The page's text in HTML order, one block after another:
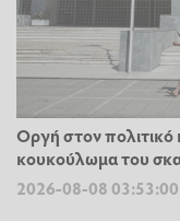
Οργή στον πολιτικό
κουκούλωμα του
2026-08-08 03:53:00